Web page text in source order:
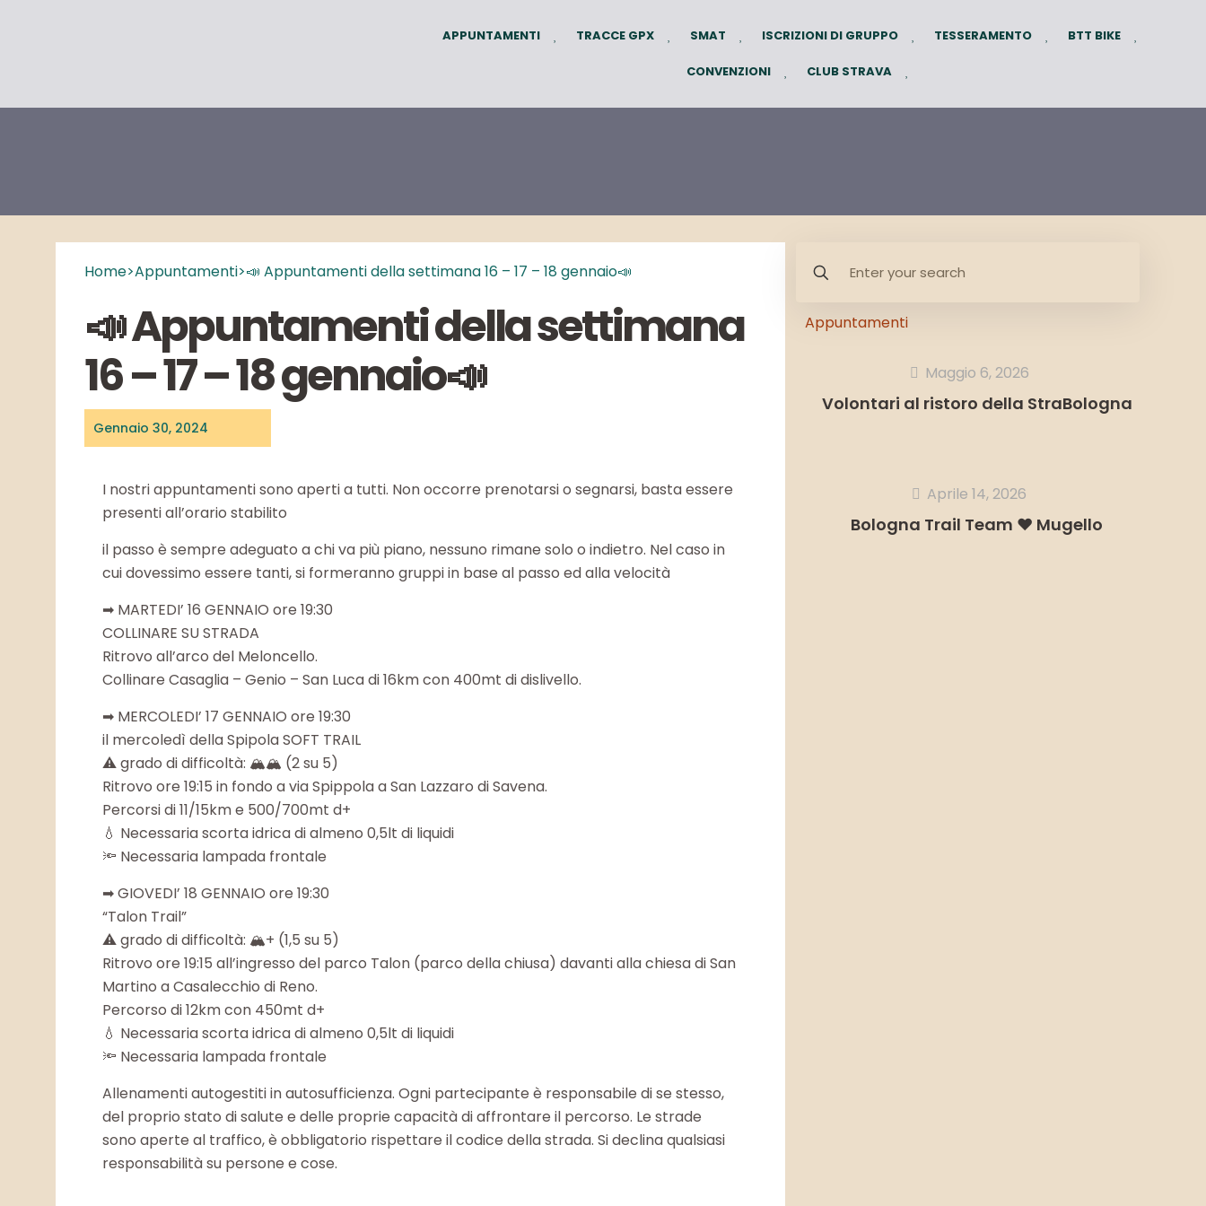
APPUNTAMENTI TRACCE GPX SMAT ISCRIZIONI DI GRUPPO TESSERAMENTO BTT BIKE
CONVENZIONI CLUB STRAVA
Home>Appuntamenti>📣 Appuntamenti della settimana 16 – 17 – 18 gennaio📣
📣 Appuntamenti della settimana
16 – 17 – 18 gennaio📣
Gennaio 30, 2024
I nostri appuntamenti sono aperti a tutti. Non occorre prenotarsi o segnarsi, basta essere
presenti all’orario stabilito
il passo è sempre adeguato a chi va più piano, nessuno rimane solo o indietro. Nel caso in
cui dovessimo essere tanti, si formeranno gruppi in base al passo ed alla velocità
➡ MARTEDI’ 16 GENNAIO ore 19:30
COLLINARE SU STRADA
Ritrovo all’arco del Meloncello.
Collinare Casaglia – Genio – San Luca di 16km con 400mt di dislivello.
➡ MERCOLEDI’ 17 GENNAIO ore 19:30
il mercoledì della Spipola SOFT TRAIL
⚠ grado di difficoltà: 🏔🏔 (2 su 5)
Ritrovo ore 19:15 in fondo a via Spippola a San Lazzaro di Savena.
Percorsi di 11/15km e 500/700mt d+
💧 Necessaria scorta idrica di almeno 0,5lt di liquidi
🔦 Necessaria lampada frontale
➡ GIOVEDI’ 18 GENNAIO ore 19:30
“Talon Trail”
⚠ grado di difficoltà: 🏔+ (1,5 su 5)
Ritrovo ore 19:15 all’ingresso del parco Talon (parco della chiusa) davanti alla chiesa di San
Martino a Casalecchio di Reno.
Percorso di 12km con 450mt d+
💧 Necessaria scorta idrica di almeno 0,5lt di liquidi
🔦 Necessaria lampada frontale
Allenamenti autogestiti in autosufficienza. Ogni partecipante è responsabile di se stesso,
del proprio stato di salute e delle proprie capacità di affrontare il percorso. Le strade
sono aperte al traffico, è obbligatorio rispettare il codice della strada. Si declina qualsiasi
responsabilità su persone e cose.
Appuntamenti
Maggio 6, 2026
Volontari al ristoro della StraBologna
Aprile 14, 2026
Bologna Trail Team ❤️ Mugello